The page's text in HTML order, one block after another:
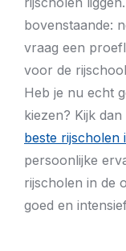
bovenstaande:
vraag een
voor de
Heb je nu echt
kiezen? Kijk
beste rijscholen
persoonlijke
rijscholen in de
goed en